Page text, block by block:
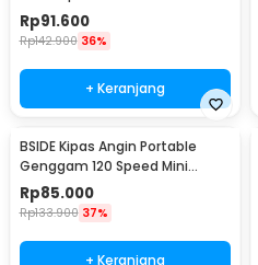
Fan 1200mAh - F-055
Rp91.600
Rp142.900 36%
+ Keranjang
BSIDE Kipas Angin Portable
Genggam 120 Speed Mini
Cooling Fan 2000mAh - M6
Rp85.000
Rp133.900 37%
+ Keranjang